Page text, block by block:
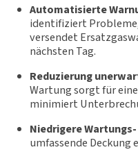
Automatisierte
identifiziert
versendet
nächsten Tag.
Reduzierung
Wartung sorgt für
minimiert
Niedrigere
umfassende